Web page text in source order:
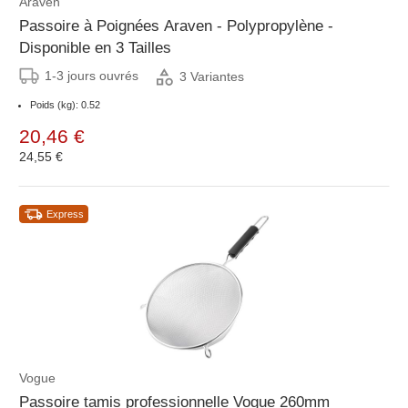
Passoire à Poignées Araven - Polypropylène -
Disponible en 3 Tailles
1-3 jours ouvrés 3 Variantes
Poids (kg): 0.52
20,46 €
24,55 €
Express
Vogue
Passoire tamis professionnelle Vogue 260mm